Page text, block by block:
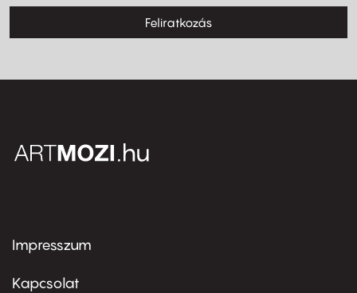
Feliratkozás
Footer
first
Impresszum
Kapcsolat